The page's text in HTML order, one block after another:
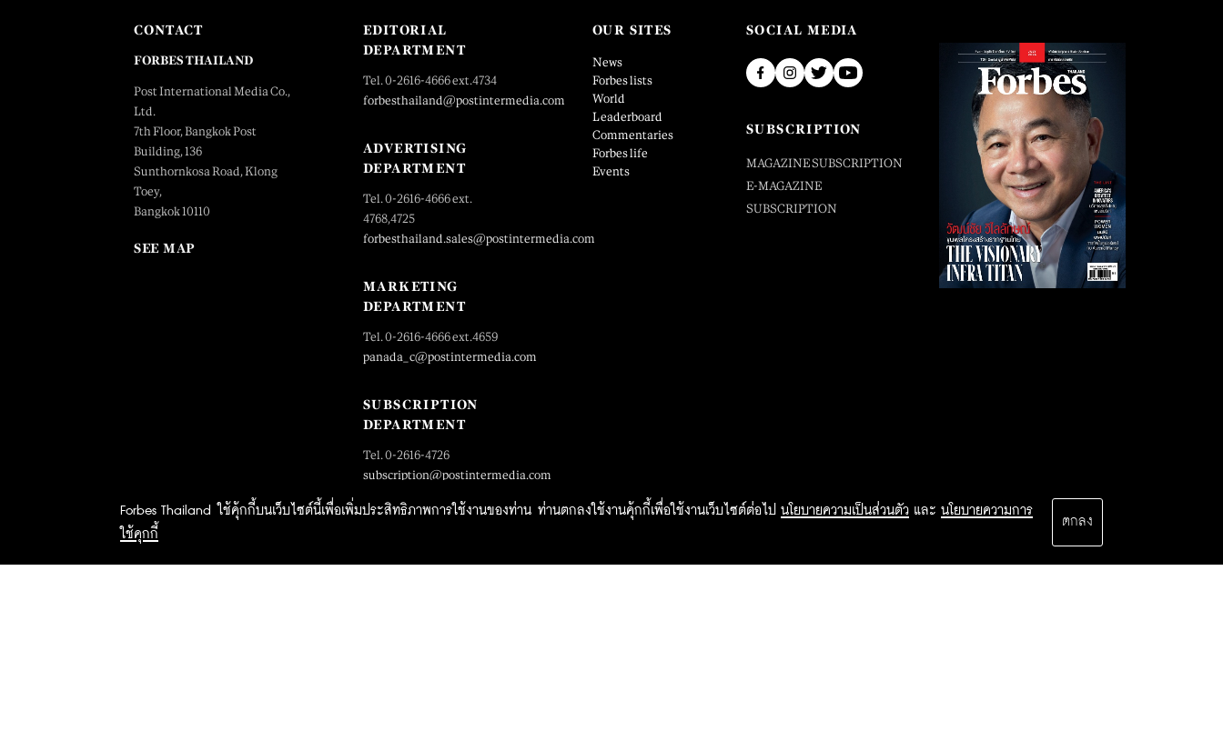
Forbes Thailand ใช้คุ้กกี้บนเว็บไซต์นี้เพื่อเพิ่มประสิทธิภาพการใช้งานของท่าน ท่านตกลงใช้งานคุ้กกี้เพื่อใช้งานเว็บไซต์ต่อไป นโยบายความเป็นส่วนตัว และ นโยบายความการ
ใช้คุกกี้
ตกลง
CONTACT
FORBES THAILAND
Post International Media Co.,
Ltd.
7th Floor, Bangkok Post
Building, 136
Sunthornkosa Road, Klong
Toey,
Bangkok 10110
SEE MAP
EDITORIAL
DEPARTMENT
Tel. 0-2616-4666 ext.4734
forbesthailand@postintermedia.com
ADVERTISING
DEPARTMENT
Tel. 0-2616-4666 ext.
4768,4725
forbesthailand.sales@postintermedia.com
MARKETING
DEPARTMENT
Tel. 0-2616-4666 ext.4659
panada_c@postintermedia.com
SUBSCRIPTION
DEPARTMENT
Tel. 0-2616-4726
subscription@postintermedia.com
OUR SITES
News
Forbes lists
World
Leaderboard
Commentaries
Forbes life
Events
SOCIAL MEDIA
SUBSCRIPTION
MAGAZINE SUBSCRIPTION
E-MAGAZINE
SUBSCRIPTION